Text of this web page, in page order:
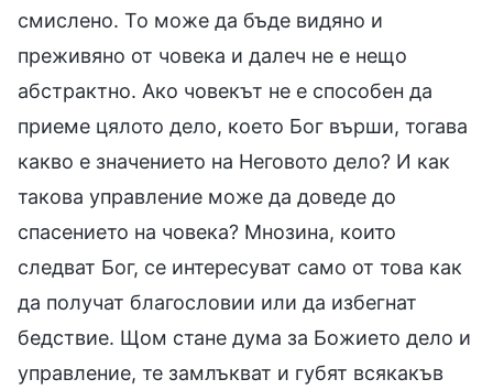
смислено. То може да бъде видяно и
преживяно от човека и далеч не е нещо
абстрактно. Ако човекът не е способен да
приеме цялото дело, което Бог върши, тогава
какво е значението на Неговото дело? И как
такова управление може да доведе до
спасението на човека? Мнозина, които
следват Бог, се интересуват само от това как
да получат благословии или да избегнат
бедствие. Щом стане дума за Божието дело и
управление, те замлъкват и губят всякакъв